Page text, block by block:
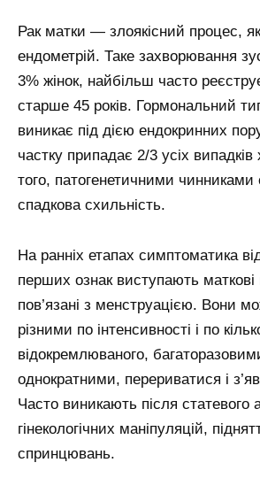
Рак матки — злоякісний процес,
ендометрій. Таке захворювання
3% жінок, найбільш часто
старше 45 років. Гормональний
виникає під дією ендокринних
частку припадає 2/3 усіх
того, патогенетичними чинниками
спадкова схильність.
На ранніх етапах симптоматика
перших ознак виступають маткові
пов’язані з менструацією. Вони
різними по інтенсивності і по
відокремлюваного,
однократними, перериватися і
Часто виникають після статевого
гінекологічних маніпуляцій,
спринцювань.